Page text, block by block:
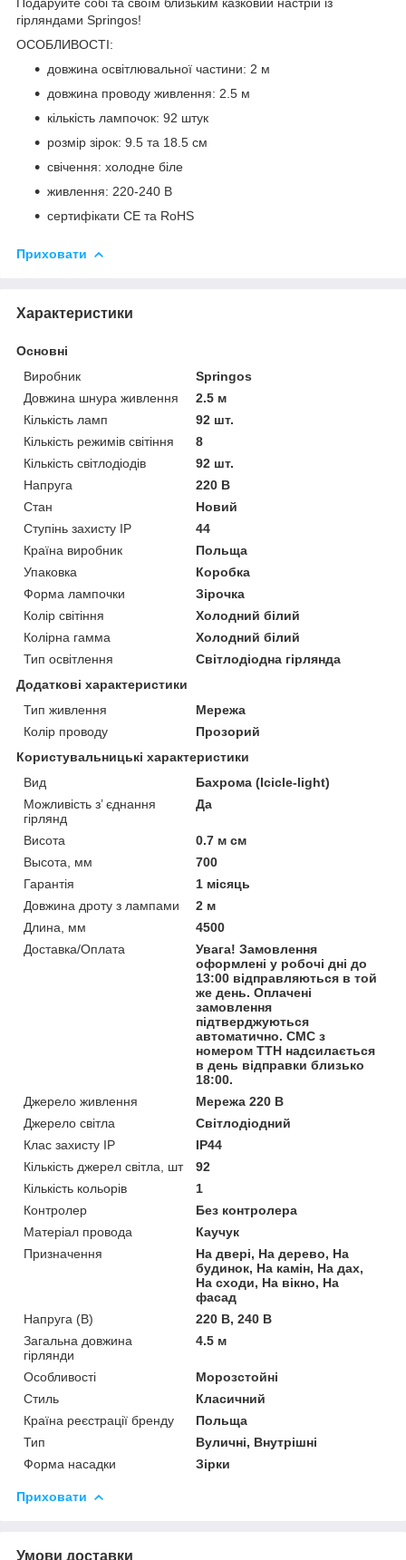
гірляндами Springos!
ОСОБЛИВОСТІ:
довжина освітлювальної частини: 2 м
довжина проводу живлення: 2.5 м
кількість лампочок: 92 штук
розмір зірок: 9.5 та 18.5 см
свічення: холодне біле
живлення: 220-240 В
сертифікати CE та RoHS
Приховати
Характеристики
Основні
Виробник
Springos
Довжина шнура живлення
2.5 м
Кількість ламп
92 шт.
Кількість режимів світіння
8
Кількість світлодіодів
92 шт.
Напруга
220 В
Стан
Новий
Ступінь захисту IP
44
Країна виробник
Польща
Упаковка
Коробка
Форма лампочки
Зірочка
Колір світіння
Холодний білий
Колірна гамма
Холодний білий
Тип освітлення
Світлодіодна гірлянда
Додаткові характеристики
Тип живлення
Мережа
Колір проводу
Прозорий
Користувальницькі характеристики
Вид
Бахрома (Icicle-light)
Можливість з’ єднання
гірлянд
Да
Висота
0.7 м см
Высота, мм
700
Гарантія
1 місяць
Довжина дроту з лампами
2 м
Длина, мм
4500
Доставка/Оплата
Увага! Замовлення
оформлені у робочі дні до
13:00 відправляються в той
же день. Оплачені
замовлення
підтверджуються
автоматично. СМС з
номером ТТН надсилається
в день відправки близько
18:00.
Джерело живлення
Мережа 220 В
Джерело світла
Світлодіодний
Клас захисту IP
IP44
Кількість джерел світла, шт
92
Кількість кольорів
1
Контролер
Без контролера
Матеріал провода
Каучук
Призначення
На двері, На дерево, На
будинок, На камін, На дах,
На сходи, На вікно, На
фасад
Напруга (В)
220 В, 240 В
Загальна довжина
гірлянди
4.5 м
Особливості
Морозстойні
Стиль
Класичний
Країна реєстрації бренду
Польща
Тип
Вуличні, Внутрішні
Форма насадки
Зірки
Приховати
Умови доставки